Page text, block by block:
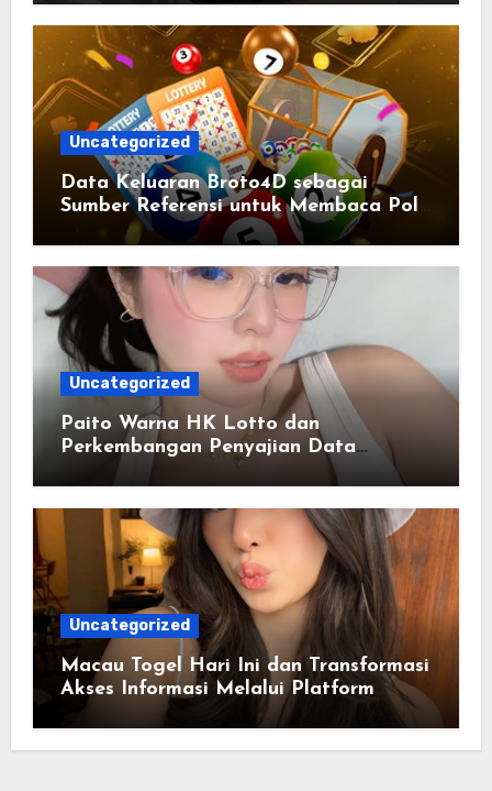
Uncategorized
Data Keluaran Broto4D sebagai
Sumber Referensi untuk Membaca Pola
Statistik
Uncategorized
Paito Warna HK Lotto dan
Perkembangan Penyajian Data
Berbasis Warna
Uncategorized
Macau Togel Hari Ini dan Transformasi
Akses Informasi Melalui Platform
Digital Modern